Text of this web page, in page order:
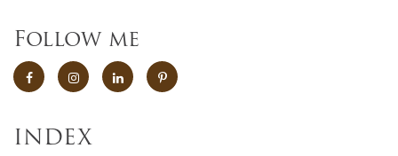
Follow me
INDEX